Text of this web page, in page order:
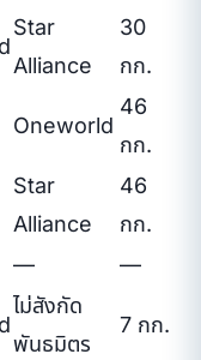
Star
Alliance
30
กก.
Oneworld
46
กก.
Star
Alliance
46
กก.
— —
ไม่สังกัด
พันธมิตร
7 กก.